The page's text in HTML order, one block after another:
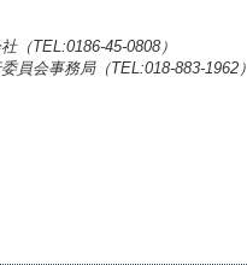
（TEL:0186-45-0808）
会事務局（TEL:018-883-1962）